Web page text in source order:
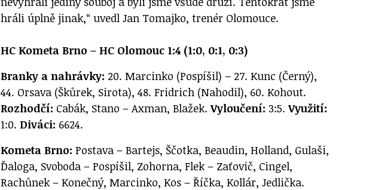
hráli úplně jinak,“ uvedl Jan Tomajko, trenér Olomouce.
HC Kometa Brno – HC Olomouc 1:4 (1:0, 0:1, 0:3)
Branky a nahrávky: 20. Marcinko (Pospíšil) – 27. Kunc (Černý),
44. Orsava (Škůrek, Sirota), 48. Fridrich (Nahodil), 60. Kohout.
Rozhodčí: Cabák, Stano – Axman, Blažek.Vyloučení: 3:5. Využití:
1:0.Diváci: 6624.
Kometa Brno: Postava – Bartejs, Ščotka, Beaudin, Holland, Gulaši,
Ďaloga, Svoboda – Pospíšil, Zohorna, Flek – Zaťovič, Cingel,
Rachůnek – Konečný, Marcinko, Kos – Říčka, Kollár, Jedlička.